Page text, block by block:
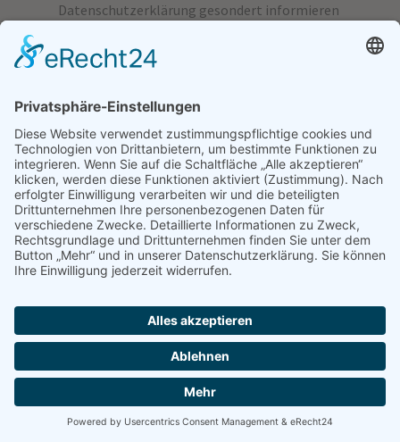
Datenschutzerklärung gesondert informieren
Diese Website nutzt die Consent-Technologie
von Usercentrics, um Ihre Einwilligung zur
Speicherung bestimmter Cookies auf Ihrem
Endgerät einzuholen und diese
datenschutzkonform zu dokumentieren.
Anbieter dieser Technologie ist die
Usercentrics GmbH, Sendlinger Straße 7,
80331 München, Website:
https://usercentrics.com/de/ (im Folgenden
„Usercentrics“).
Wenn Sie unsere Website betreten, werden
folgende personenbezogene Daten an
Usercentrics übertragen: